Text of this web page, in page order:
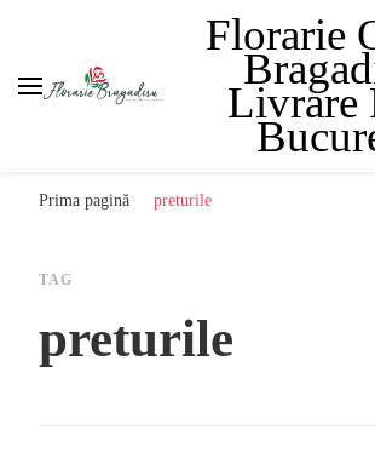
Florarie
Livrare
Prima pagină preturile
TAG
preturile